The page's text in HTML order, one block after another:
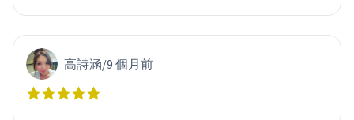
高詩涵/9 個月前